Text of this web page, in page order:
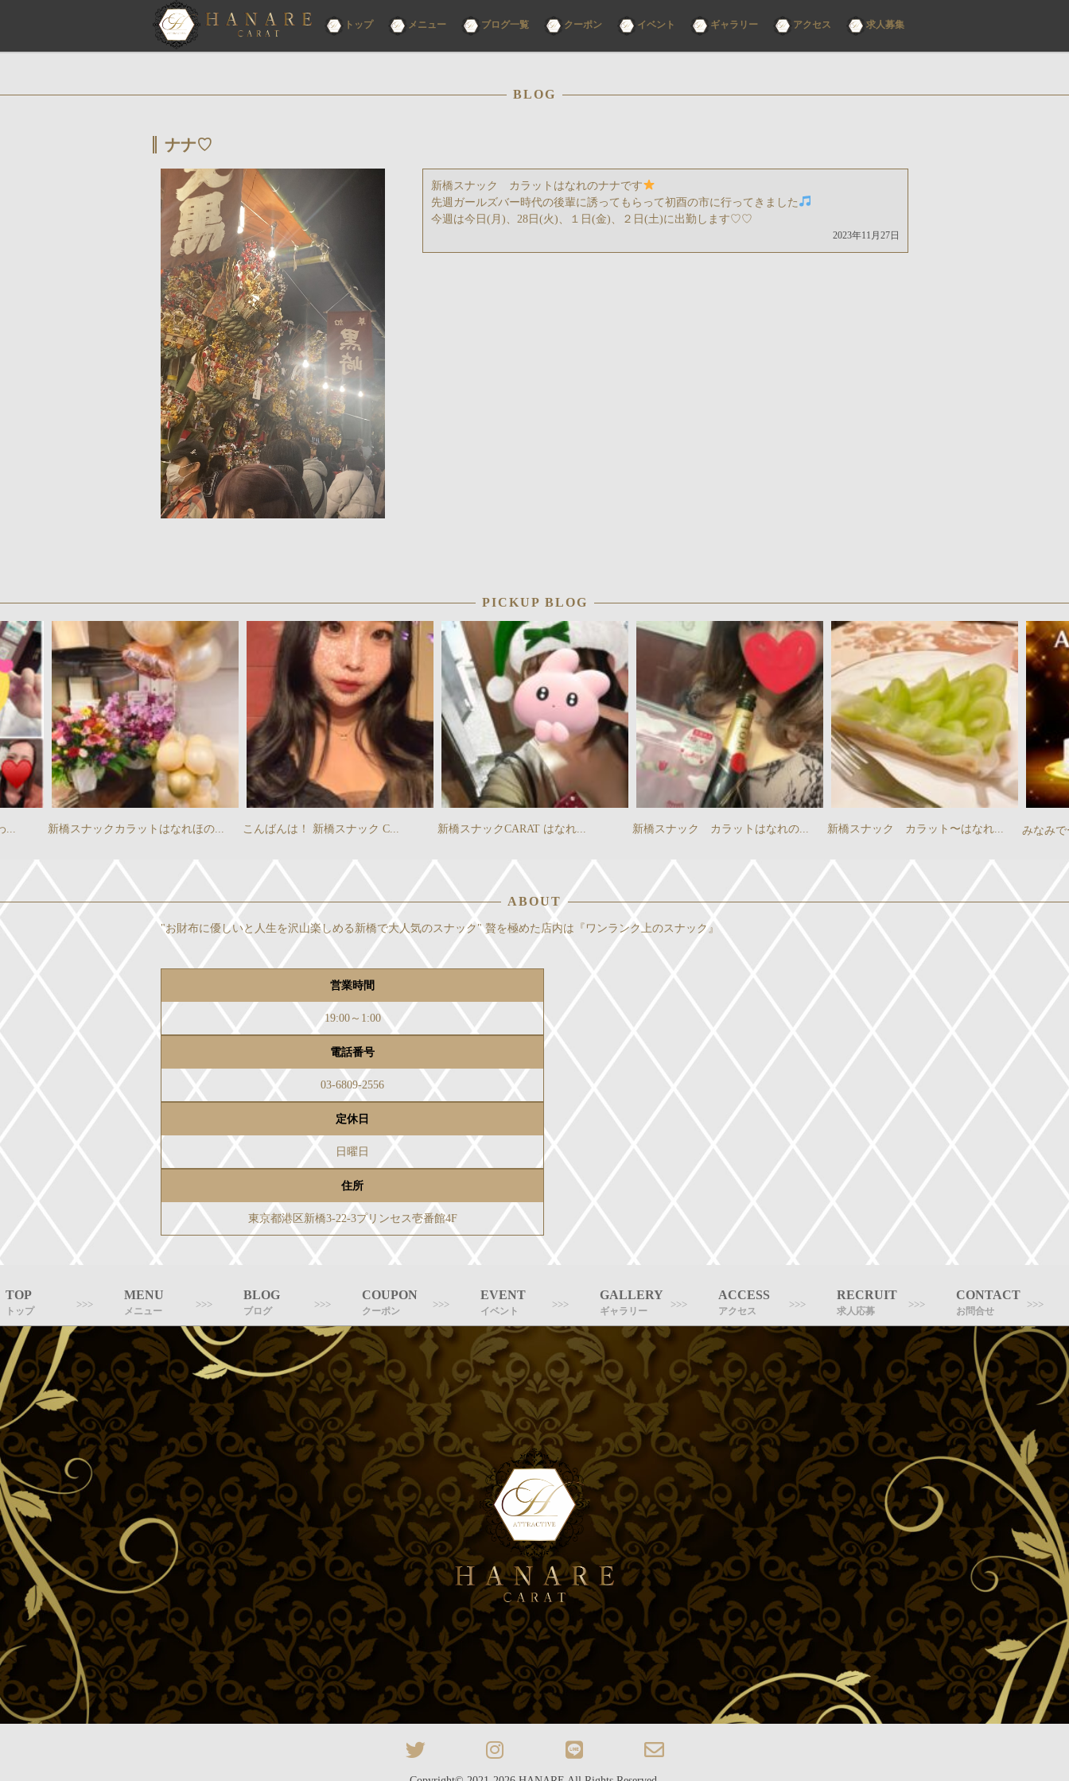
コ
ン
ン
キ
トップ メニュー ブログ一覧 クーポン イベント ギャラリー アクセス 求人募集
BLOG
ナナ♡
新橋スナック カラットはなれのナナです
先週ガールズバー時代の後輩に誘ってもらって初酉の市に行ってきました
今週は今日(月)、28日(火)、１日(金)、２日(土)に出勤します♡♡
2023年11月27日
PICKUP BLOG
の... こんばんは！ 新橋スナック C... 新橋スナックCARAT はなれ... 新橋スナック カラットはなれの... 新橋スナック カラット〜はなれ... みなみでーす いよいよはなれ... こんば
ABOUT
"お財布に優しいと人生を沢山楽しめる新橋で大人気のスナック" 贅を極めた店内は『ワンランク上のスナック』
営業時間
19:00～1:00
電話番号
03-6809-2556
定休日
日曜日
住所
東京都港区新橋3-22-3プリンセス壱番館4F
TOP
トップ
MENU
メニュー
BLOG
ブログ
COUPON
クーポン
EVENT
イベント
GALLERY
ギャラリー
ACCESS
アクセス
RECRUIT
求人応募
CONTACT
お問合せ